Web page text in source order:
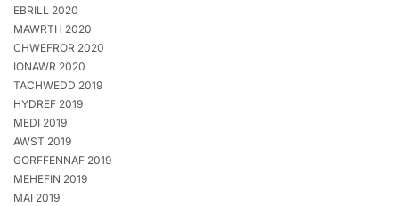
EBRILL 2020
MAWRTH 2020
CHWEFROR 2020
IONAWR 2020
TACHWEDD 2019
HYDREF 2019
MEDI 2019
AWST 2019
GORFFENNAF 2019
MEHEFIN 2019
MAI 2019